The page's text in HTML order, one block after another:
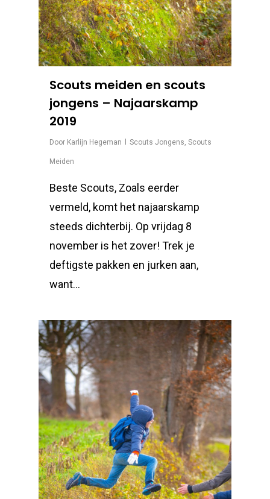
Scouts meiden en scouts
jongens – Najaarskamp
2019
Door Karlijn Hegeman Scouts Jongens, Scouts
Meiden
Beste Scouts, Zoals eerder
vermeld, komt het najaarskamp
steeds dichterbij. Op vrijdag 8
november is het zover! Trek je
deftigste pakken en jurken aan,
want…